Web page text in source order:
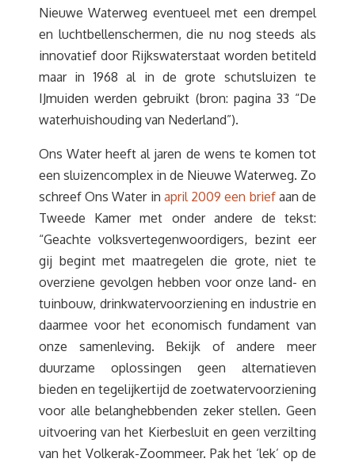
Nieuwe Waterweg eventueel met een drempel
en luchtbellenschermen, die nu nog steeds als
innovatief door Rijkswaterstaat worden betiteld
maar in 1968 al in de grote schutsluizen te
IJmuiden werden gebruikt (bron: pagina 33 “De
waterhuishouding van Nederland”).
Ons Water heeft al jaren de wens te komen tot
een sluizencomplex in de Nieuwe Waterweg. Zo
schreef Ons Water in april 2009 een brief aan de
Tweede Kamer met onder andere de tekst:
“Geachte volksvertegenwoordigers, bezint eer
gij begint met maatregelen die grote, niet te
overziene gevolgen hebben voor onze land- en
tuinbouw, drinkwatervoorziening en industrie en
daarmee voor het economisch fundament van
onze samenleving. Bekijk of andere meer
duurzame oplossingen geen alternatieven
bieden en tegelijkertijd de zoetwatervoorziening
voor alle belanghebbenden zeker stellen. Geen
uitvoering van het Kierbesluit en geen verzilting
van het Volkerak-Zoommeer. Pak het ‘lek’ op de